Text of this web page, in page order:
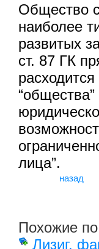
Общество с
наиболее
развитых
ст. 87 ГК
лица”.
назад
Похожие
Лизиг,